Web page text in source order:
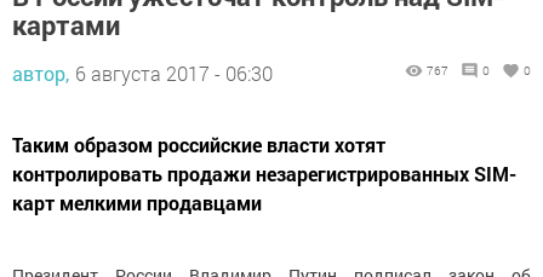
картами
автор, 6 августа 2017 - 06:30 767 0 0
Таким образом российские власти хотят
контролировать продажи незарегистрированных SIM-
карт мелкими продавцами